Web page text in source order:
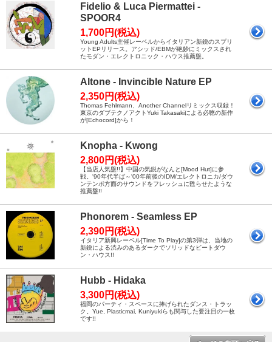
Fidelio & Luca Piermattei -
SPOOR4
1,700円(税込)
Young Adults主催レーベルからイタリアン新鋭のスプリ
ットEPリリース。アシッド/EBMが絶妙にミックスされ
たモダン・エレクトロニック・ハウス推薦盤。
Altone - Invincible Nature EP
2,350円(税込)
Thomas Fehlmann、Another Channelリミックス収録！
東京のダブテクノアクトYuki Takasakiによる必聴の新作
が[Echocord]から！
Knopha - Kwong
2,800円(税込)
【当店人気盤!!】中国の気鋭がなんと[Mood Hut]に参
戦。'90年代半ば～'00年前後のIDM/エレクトロニカ/ダウ
ンテンポ方面のサウンドをフレッシュに甦らせたような
推薦盤!!
Phonorem - Seamless EP
2,390円(税込)
イタリア新興レーベル[Time To Play]の第3弾は、当地の
新鋭による渋みのあるダークでソリッドなビートダウ
ン・ハウス!!
Hubb - Hidaka
3,300円(税込)
福岡のパーティ・スペースに捧げられたダンス・トラッ
ク。Yue, Plasticmai, Kuniyukiらも関与した要注目の一枚
です!!